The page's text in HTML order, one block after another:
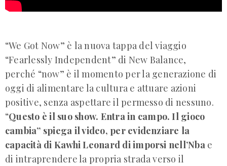
“We Got Now” è la nuova tappa del viaggio
“Fearlessly Independent” di New Balance,
perché “now” è il momento per la generazione di
oggi di alimentare la cultura e attuare azioni
positive, senza aspettare il permesso di nessuno.
“Questo è il suo show. Entra in campo. Il gioco
cambia” spiega il video, per evidenziare la
capacità di Kawhi Leonard di imporsi nell’Nbae
di intraprendere la propria strada verso il